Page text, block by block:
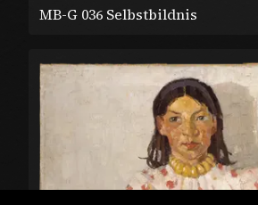
MB-G 036 Selbstbildnis